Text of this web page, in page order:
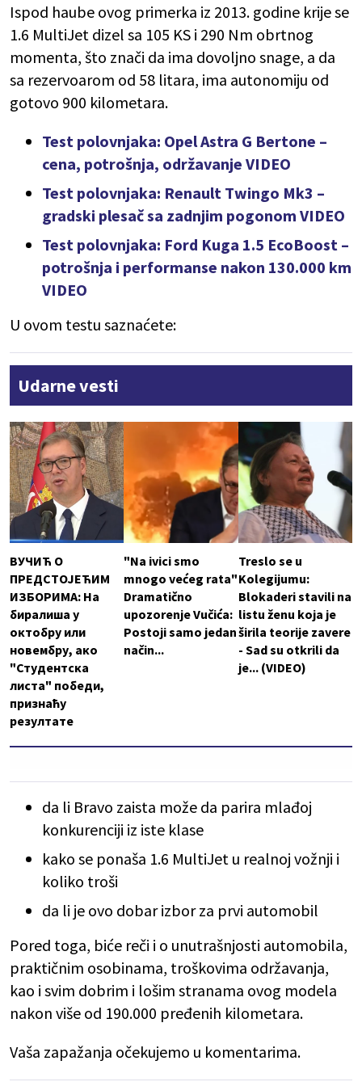
Ispod haube ovog primerka iz 2013. godine krije se
1.6 MultiJet dizel sa 105 KS i 290 Nm obrtnog
momenta, što znači da ima dovoljno snage, a da
sa rezervoarom od 58 litara, ima autonomiju od
gotovo 900 kilometara.
Test polovnjaka: Opel Astra G Bertone –
cena, potrošnja, održavanje VIDEO
Test polovnjaka: Renault Twingo Mk3 –
gradski plesač sa zadnjim pogonom VIDEO
Test polovnjaka: Ford Kuga 1.5 EcoBoost –
potrošnja i performanse nakon 130.000 km
VIDEO
U ovom testu saznaćete:
Udarne vesti
ВУЧИЋ О
ПРЕДСТОЈЕЋИМ
ИЗБОРИМА: На
биралиша у
октобру или
новембру, ако
"Студентска
листа" победи,
признаћу
резултате
"Na ivici smo
mnogo većeg rata"
Dramatično
upozorenje Vučića:
Postoji samo jedan
način...
Treslo se u
Kolegijumu:
Blokaderi stavili na
listu ženu koja je
širila teorije zavere
- Sad su otkrili da
je... (VIDEO)
da li Bravo zaista može da parira mlađoj
konkurenciji iz iste klase
kako se ponaša 1.6 MultiJet u realnoj vožnji i
koliko troši
da li je ovo dobar izbor za prvi automobil
Pored toga, biće reči i o unutrašnjosti automobila,
praktičnim osobinama, troškovima održavanja,
kao i svim dobrim i lošim stranama ovog modela
nakon više od 190.000 pređenih kilometara.
Vaša zapažanja očekujemo u komentarima.